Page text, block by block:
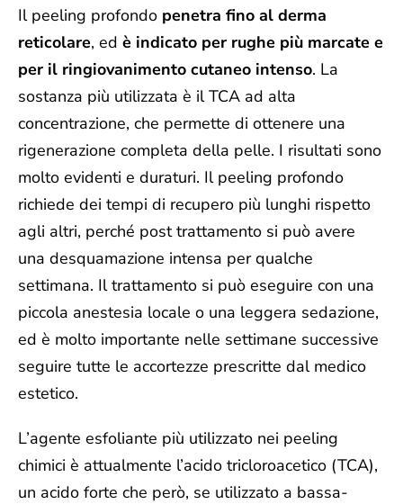
Il peeling profondo penetra fino al derma
reticolare, ed è indicato per rughe più marcate e
per il ringiovanimento cutaneo intenso. La
sostanza più utilizzata è il TCA ad alta
concentrazione, che permette di ottenere una
rigenerazione completa della pelle. I risultati sono
molto evidenti e duraturi. Il peeling profondo
richiede dei tempi di recupero più lunghi rispetto
agli altri, perché post trattamento si può avere
una desquamazione intensa per qualche
settimana. Il trattamento si può eseguire con una
piccola anestesia locale o una leggera sedazione,
ed è molto importante nelle settimane successive
seguire tutte le accortezze prescritte dal medico
estetico.
L’agente esfoliante più utilizzato nei peeling
chimici è attualmente l’acido tricloroacetico (TCA),
un acido forte che però, se utilizzato a bassa-